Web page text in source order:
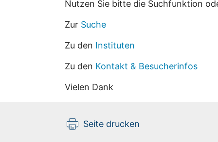
Nutzen Sie bitte die Suchfunktion
Zur Suche
Zu den Instituten
Zu den Kontakt & Besucherinfos
Vielen Dank
Seite drucken